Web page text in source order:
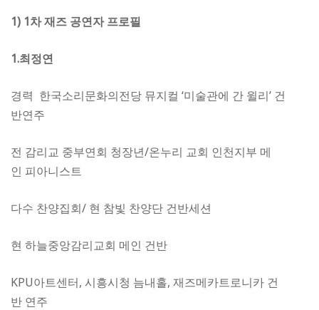
1) 1차 재즈 공연자 프로필
1.최정연
경력 한국소리문화의전당 뮤지컬 ‘미술관에 간 윌리’ 건
반연주
전 감리교 중부연회 청장년/온누리 교회 인천지부 메
인 피아니스트
다수 찬양집회/ 현 참빛 찬양단 건반세션
현 하늘중앙감리교회 메인 건반
KPU아트센터, 시흥시청 늠내홀, 재즈메카트로니카 건
반 연주